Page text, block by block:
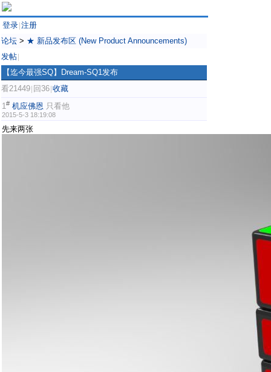
登录 注册
论坛 > ★ 新品发布区 (New Product Announcements)
发帖
【迄今最强SQ】Dream-SQ1发布
看21449 回36 收藏
1# 机应佛恩 只看他
2015-5-3 18:19:08
先来两张